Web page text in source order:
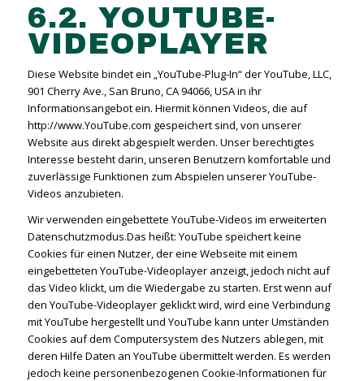
6.2. YOUTUBE-
VIDEOPLAYER
Diese Website bindet ein „YouTube-Plug-In“ der YouTube, LLC,
901 Cherry Ave., San Bruno, CA 94066, USA in ihr
Informationsangebot ein. Hiermit können Videos, die auf
http://www.YouTube.com gespeichert sind, von unserer
Website aus direkt abgespielt werden. Unser berechtigtes
Interesse besteht darin, unseren Benutzern komfortable und
zuverlässige Funktionen zum Abspielen unserer YouTube-
Videos anzubieten.
Wir verwenden eingebettete YouTube-Videos im erweiterten
Datenschutzmodus.Das heißt: YouTube speichert keine
Cookies für einen Nutzer, der eine Webseite mit einem
eingebetteten YouTube-Videoplayer anzeigt, jedoch nicht auf
das Video klickt, um die Wiedergabe zu starten. Erst wenn auf
den YouTube-Videoplayer geklickt wird, wird eine Verbindung
mit YouTube hergestellt und YouTube kann unter Umständen
Cookies auf dem Computersystem des Nutzers ablegen, mit
deren Hilfe Daten an YouTube übermittelt werden. Es werden
jedoch keine personenbezogenen Cookie-Informationen für